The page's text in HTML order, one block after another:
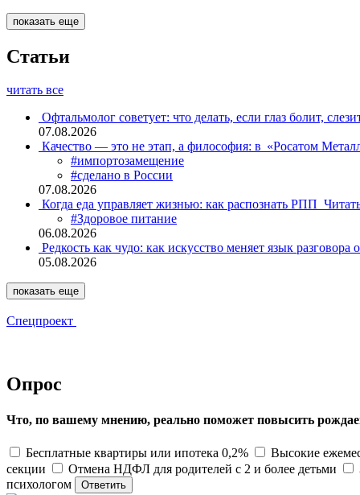
показать еще
Статьи
читать все
Офтальмолог советует: что делать, если глаз болит,
07.08.2026
Качество — это не этап, а философия: в «Росатом
#импортозамещение
#сделано в России
07.08.2026
Когда еда управляет жизнью: как распознать РПП
#Здоровое питание
06.08.2026
Редкость как чудо: как искусство меняет язык разговора
05.08.2026
показать еще
Спецпроект
Опрос
Что, по вашему мнению, реально поможет повысить
Бесплатные квартиры или ипотека 0,2%
Высокие
секции
Отмена НДФЛ для родителей с 2 и более детьми
психологом